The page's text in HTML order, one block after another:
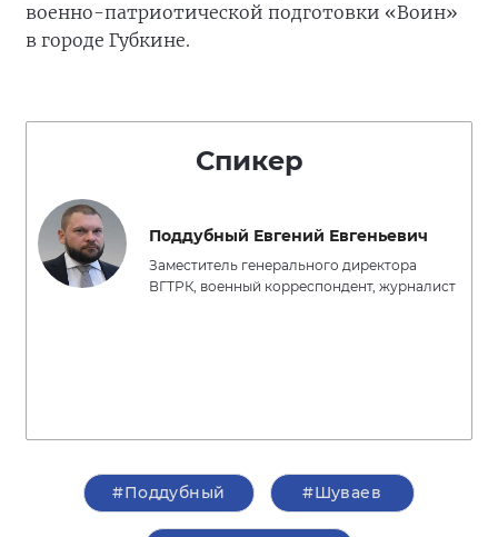
военно-патриотической подготовки «Воин»
в городе Губкине.
Спикер
Поддубный Евгений Евгеньевич
Заместитель генерального директора
ВГТРК, военный корреспондент, журналист
#Поддубный #Шуваев